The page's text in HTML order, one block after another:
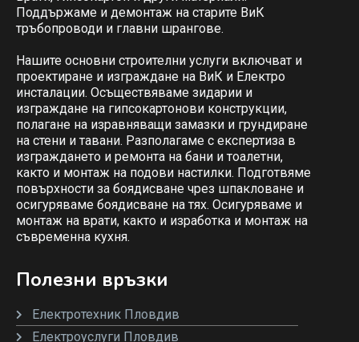
Поддържаме и демонтаж на старите ВиК
тръбопроводи и главни шрангове.
Нашите основни строителни услуги включват и
проектиране и изграждане на ВиК и Електро
инсталации. Осъществяваме зидарии и
изграждане на гипсокартонови конструкции,
полагане на изравняващи замазки и грундиране
на стени и тавани. Разполагаме с експертиза в
изграждането и ремонта на бани и тоалетни,
както и монтаж на подови настилки. Подготвяме
повърхности за боядисване чрез шпакловане и
осигуряваме боядисване на тях. Осигуряваме и
монтаж на врати, както и изработка и монтаж на
съвременна кухня.
Полезни връзки
Електротехник Пловдив
Електроуслуги Пловдив